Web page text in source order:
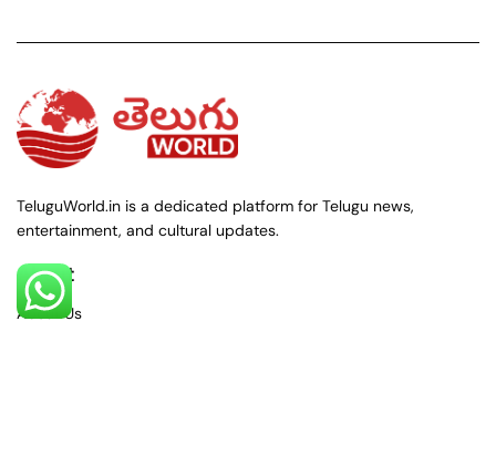
TeluguWorld.in is a dedicated platform for Telugu news,
entertainment, and cultural updates.
About
About Us